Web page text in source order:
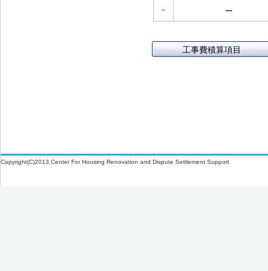
－ －
工事費積算項目
Copyright(C)2013,Center For Housing Renovation and Dispute Settlement Support